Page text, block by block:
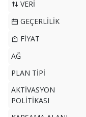
VERİ
GEÇERLİLİK
FİYAT
AĞ
PLAN TİPİ
AKTİVASYON
POLİTİKASI